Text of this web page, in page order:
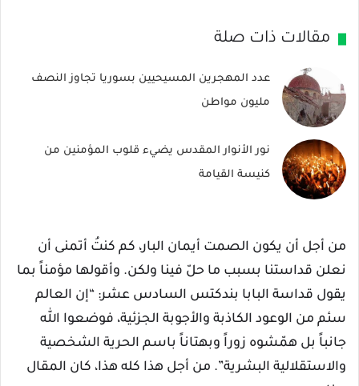
مقالات ذات صلة
عدد المهجرين المسيحيين بسوريا تجاوز النصف
مليون مواطن
نور الأنوار المقدس يضيء قلوب المؤمنين من
كنيسة القيامة
من أجل أن يكون الصمت أيمان البار، كم كنتُ أتمنى أن
نعلن قداستنا بسبب ما حلّ فينا ولكن. وأقولها مؤمناً بما
يقول قداسة البابا بندكتس السادس عشر: “إن العالم
سئم من الوعود الكاذبة والأجوبة الجزئية، فوضعوا الله
جانباً بل همّشوه زوراً وبهتاناً باسم الحرية الشخصية
والاستقلالية البشرية”. من أجل هذا كله هذا، كان المقال